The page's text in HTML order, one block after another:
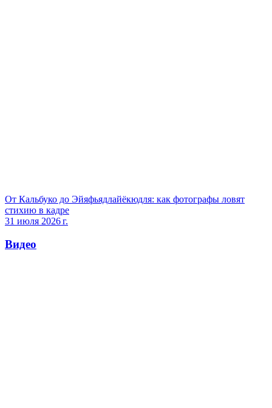
От Кальбуко до Эйяфьядлайёкюдля: как фотографы ловят
стихию в кадре
31 июля 2026 г.
Видео